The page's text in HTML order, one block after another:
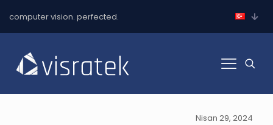
computer vision. perfected.
Nisan 29, 2024